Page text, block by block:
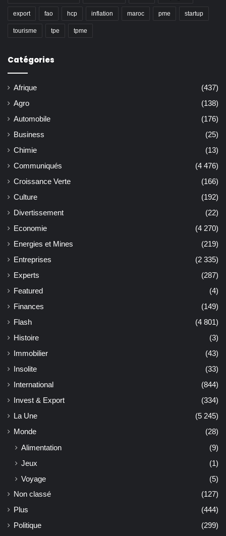
export fao hcp inflation maroc pme startup
tourisme tpe tpme
Catégories
Afrique
(437)
Agro
(138)
Automobile
(176)
Business
(25)
Chimie
(13)
Communiqués
(4 476)
Croissance Verte
(166)
Culture
(192)
Divertissement
(22)
Economie
(4 270)
Energies et Mines
(219)
Entreprises
(2 335)
Experts
(287)
Featured
(4)
Finances
(149)
Flash
(4 801)
Histoire
(3)
Immobilier
(43)
Insolite
(33)
International
(844)
Invest & Export
(334)
La Une
(5 245)
Monde
(28)
Alimentation
(9)
Jeux
(1)
Voyage
(5)
Non classé
(127)
Plus
(444)
Politique
(299)